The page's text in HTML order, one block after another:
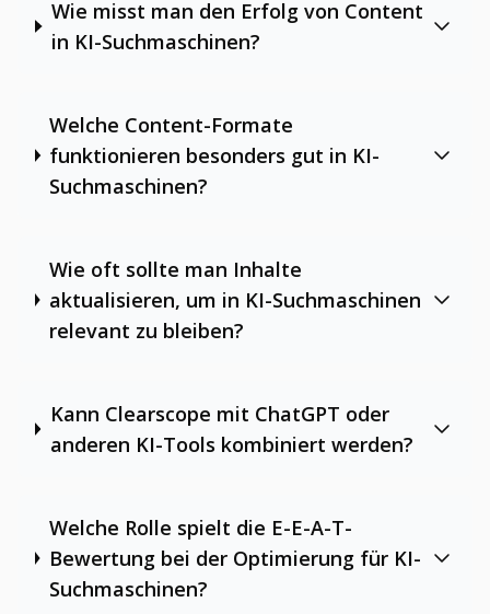
Wie misst man den Erfolg von Content
in KI-Suchmaschinen?
Welche Content-Formate
funktionieren besonders gut in KI-
Suchmaschinen?
Wie oft sollte man Inhalte
aktualisieren, um in KI-Suchmaschinen
relevant zu bleiben?
Kann Clearscope mit ChatGPT oder
anderen KI-Tools kombiniert werden?
Welche Rolle spielt die E-E-A-T-
Bewertung bei der Optimierung für KI-
Suchmaschinen?